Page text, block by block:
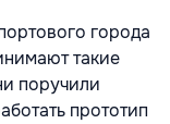
города
такие
поручили
прототип